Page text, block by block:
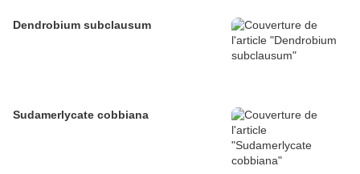
Dendrobium subclausum
Sudamerlycate cobbiana